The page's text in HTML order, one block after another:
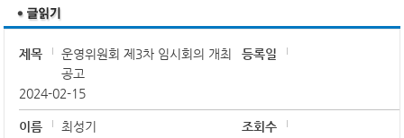
제목
운영위원회 제3차 임시회의 개최
공고
등록일
2024-02-15
이름 최성기
조회수